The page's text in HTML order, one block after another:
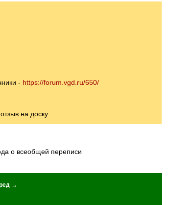
- https://forum.vgd.ru/650/
на доску.
о всеобщей переписи
→